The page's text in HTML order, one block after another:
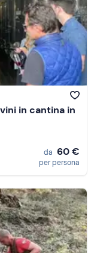
in cantina in
da 60 €
per persona